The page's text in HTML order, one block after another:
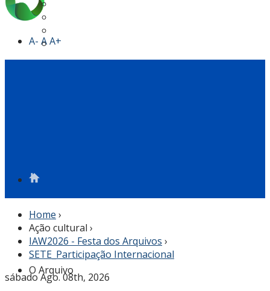
A- AA+
O Arquivo
Home ›
Ação cultural ›
IAW2026 - Festa dos Arquivos ›
SETE_Participação Internacional
sábado Ago. 08th, 2026